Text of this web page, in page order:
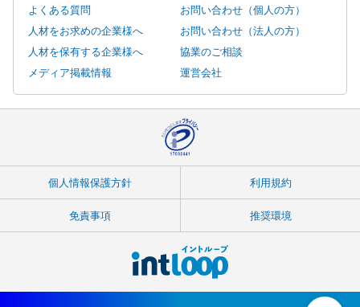
よくある質問
お問い合わせ（個人の方）
人材をお求めの企業様へ
お問い合わせ（法人の方）
人材を保有する企業様へ
協業のご相談
メディア掲載情報
運営会社
個人情報保護方針 利用規約
免責事項 推奨環境